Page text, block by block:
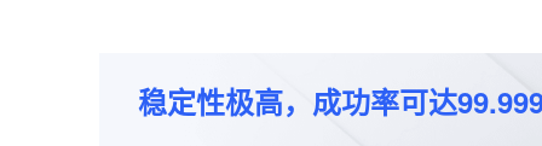
稳定性极高，成功率可达